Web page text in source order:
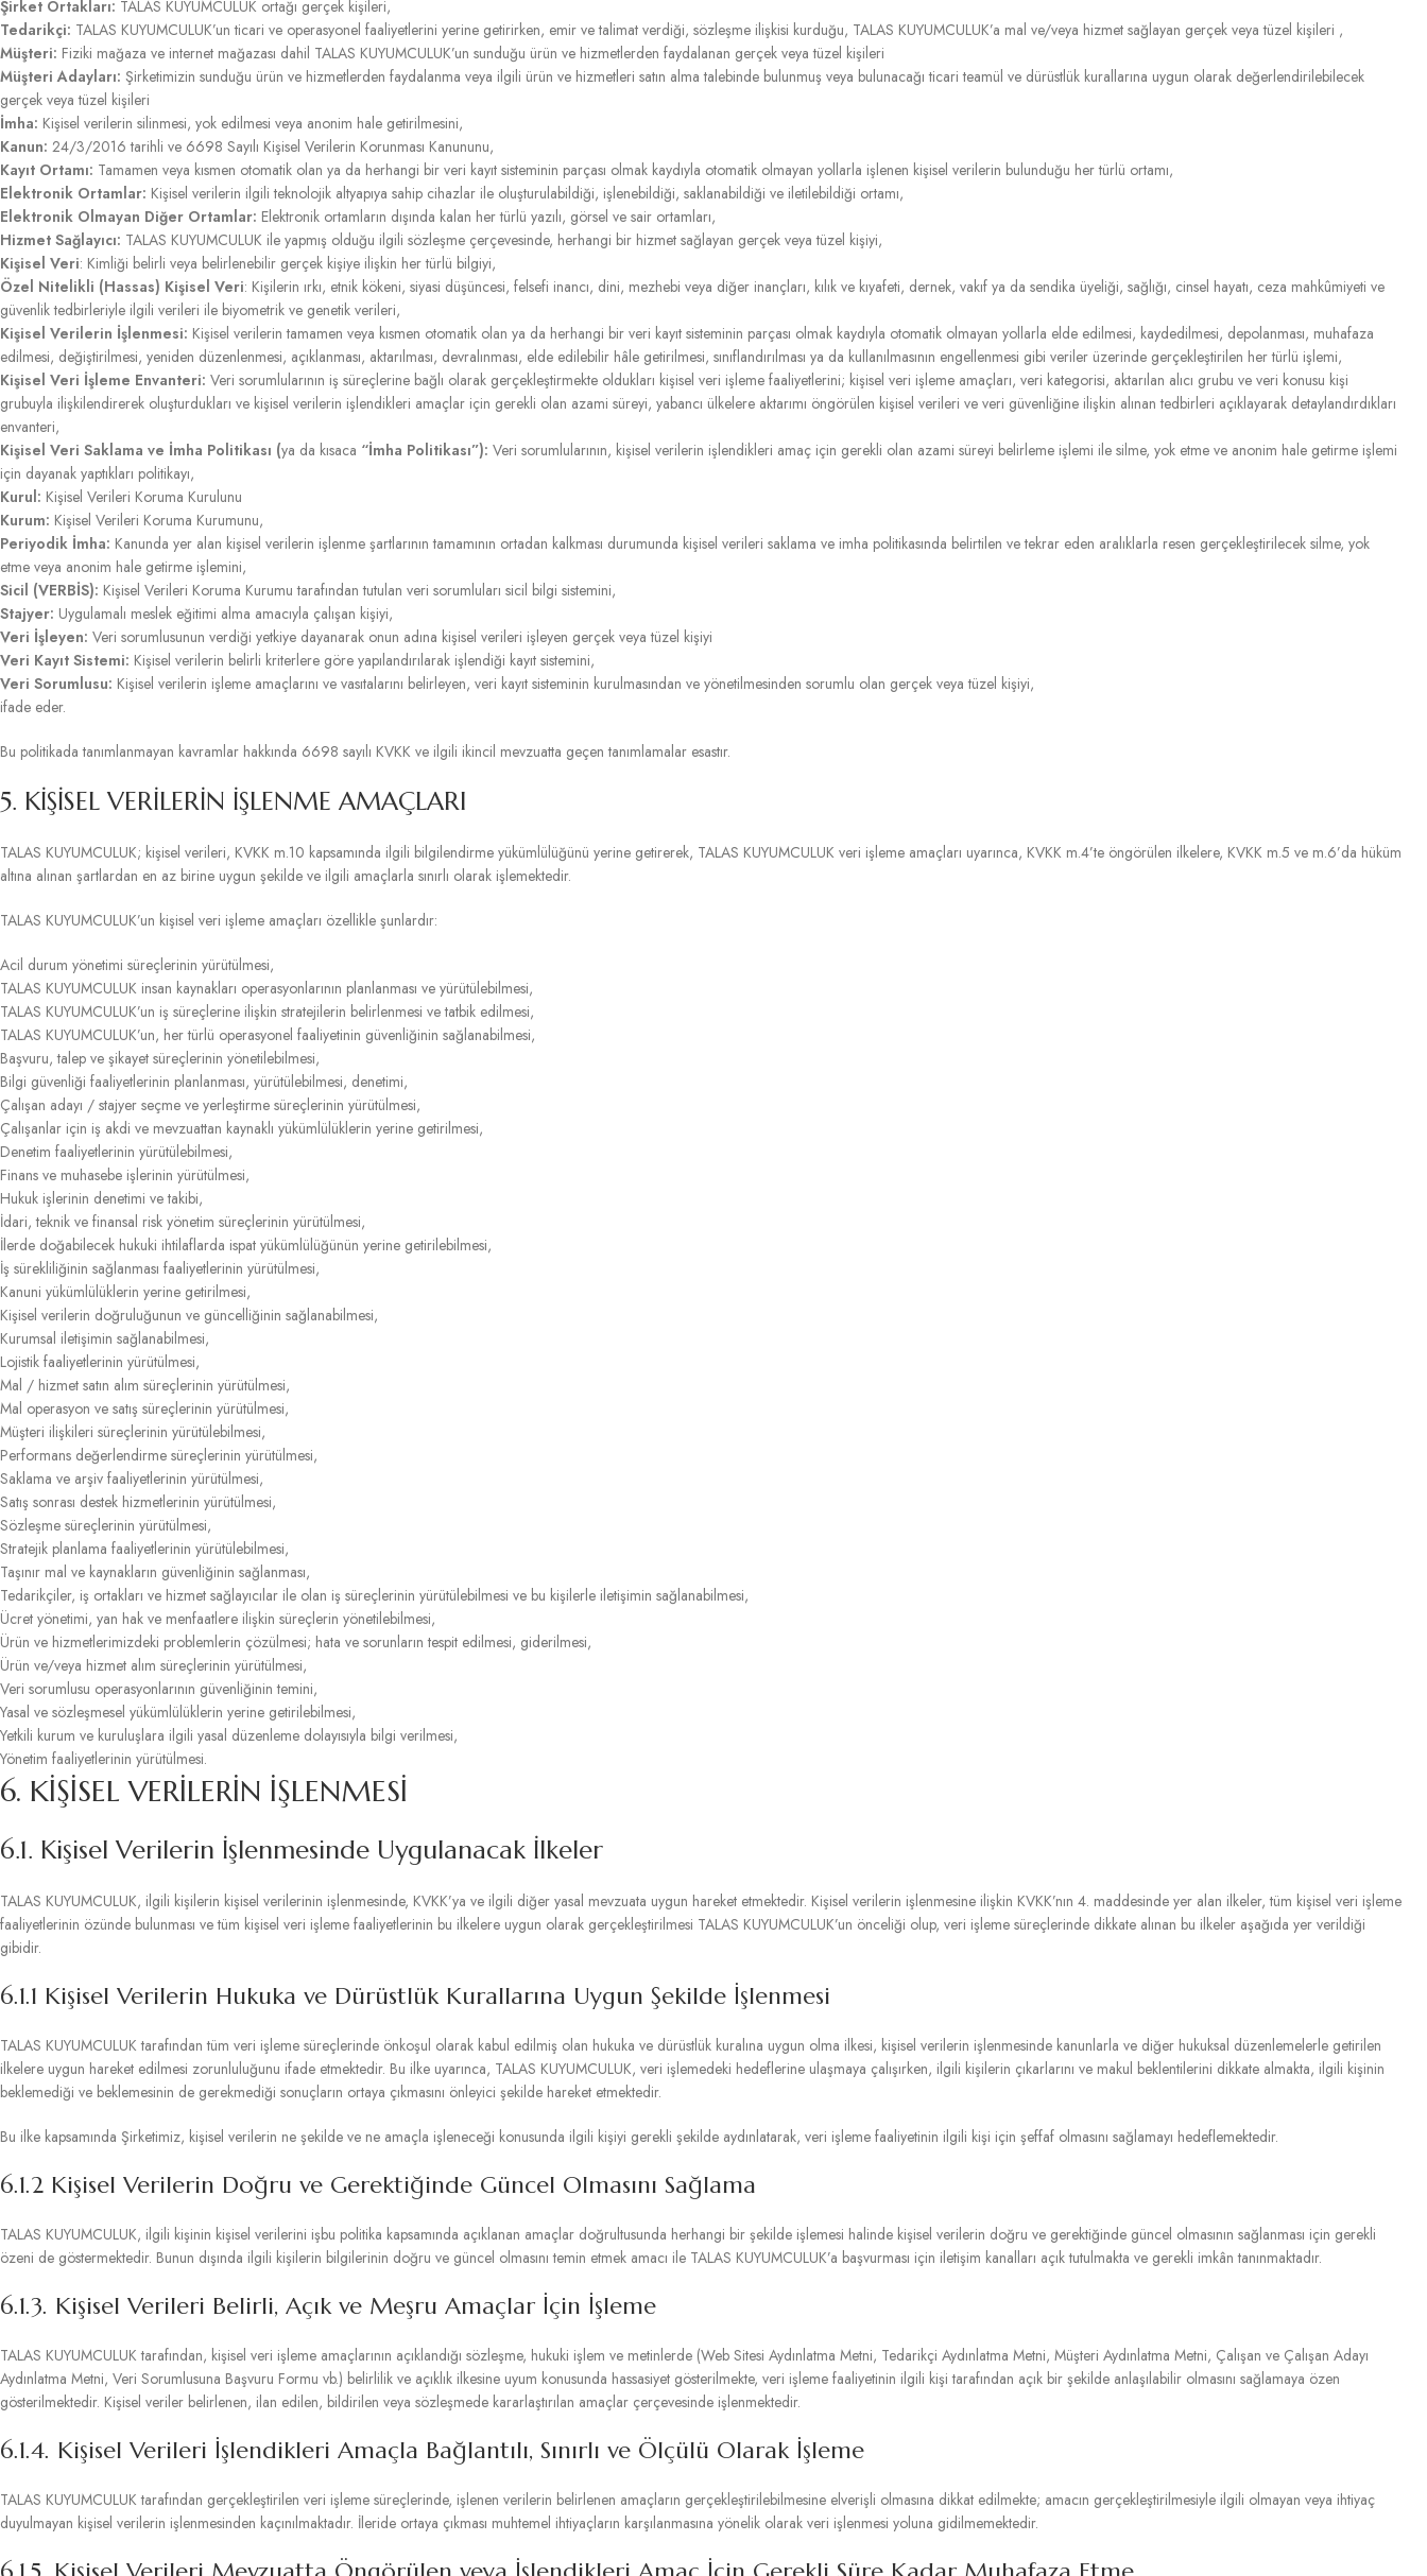
Şirket Ortakları: TALAS KUYUMCULUK ortağı gerçek kişileri,
Tedarikçi: TALAS KUYUMCULUK’un ticari ve operasyonel faaliyetlerini yerine getirirken, emir ve talimat verdiği, sözleşme ilişkisi kurduğu, TALAS KUYUMCULUK’a mal ve/veya hizmet sağlayan gerçek veya tüzel kişileri ,
Müşteri: Fiziki mağaza ve internet mağazası dahil TALAS KUYUMCULUK’un sunduğu ürün ve hizmetlerden faydalanan gerçek veya tüzel kişileri
Müşteri Adayları: Şirketimizin sunduğu ürün ve hizmetlerden faydalanma veya ilgili ürün ve hizmetleri satın alma talebinde bulunmuş veya bulunacağı ticari teamül ve dürüstlük kurallarına uygun olarak değerlendirilebilecek
gerçek veya tüzel kişileri
İmha: Kişisel verilerin silinmesi, yok edilmesi veya anonim hale getirilmesini,
Kanun: 24/3/2016 tarihli ve 6698 Sayılı Kişisel Verilerin Korunması Kanununu,
Kayıt Ortamı: Tamamen veya kısmen otomatik olan ya da herhangi bir veri kayıt sisteminin parçası olmak kaydıyla otomatik olmayan yollarla işlenen kişisel verilerin bulunduğu her türlü ortamı,
Elektronik Ortamlar: Kişisel verilerin ilgili teknolojik altyapıya sahip cihazlar ile oluşturulabildiği, işlenebildiği, saklanabildiği ve iletilebildiği ortamı,
Elektronik Olmayan Diğer Ortamlar: Elektronik ortamların dışında kalan her türlü yazılı, görsel ve sair ortamları,
Hizmet Sağlayıcı: TALAS KUYUMCULUK ile yapmış olduğu ilgili sözleşme çerçevesinde, herhangi bir hizmet sağlayan gerçek veya tüzel kişiyi,
Kişisel Veri: Kimliği belirli veya belirlenebilir gerçek kişiye ilişkin her türlü bilgiyi,
Özel Nitelikli (Hassas) Kişisel Veri: Kişilerin ırkı, etnik kökeni, siyasi düşüncesi, felsefi inancı, dini, mezhebi veya diğer inançları, kılık ve kıyafeti, dernek, vakıf ya da sendika üyeliği, sağlığı, cinsel hayatı, ceza mahkûmiyeti ve
güvenlik tedbirleriyle ilgili verileri ile biyometrik ve genetik verileri,
Kişisel Verilerin İşlenmesi: Kişisel verilerin tamamen veya kısmen otomatik olan ya da herhangi bir veri kayıt sisteminin parçası olmak kaydıyla otomatik olmayan yollarla elde edilmesi, kaydedilmesi, depolanması, muhafaza
edilmesi, değiştirilmesi, yeniden düzenlenmesi, açıklanması, aktarılması, devralınması, elde edilebilir hâle getirilmesi, sınıflandırılması ya da kullanılmasının engellenmesi gibi veriler üzerinde gerçekleştirilen her türlü işlemi,
Kişisel Veri İşleme Envanteri: Veri sorumlularının iş süreçlerine bağlı olarak gerçekleştirmekte oldukları kişisel veri işleme faaliyetlerini; kişisel veri işleme amaçları, veri kategorisi, aktarılan alıcı grubu ve veri konusu kişi
grubuyla ilişkilendirerek oluşturdukları ve kişisel verilerin işlendikleri amaçlar için gerekli olan azami süreyi, yabancı ülkelere aktarımı öngörülen kişisel verileri ve veri güvenliğine ilişkin alınan tedbirleri açıklayarak detaylandırdıkları
envanteri,
Kişisel Veri Saklama ve İmha Politikası (ya da kısaca “İmha Politikası”): Veri sorumlularının, kişisel verilerin işlendikleri amaç için gerekli olan azami süreyi belirleme işlemi ile silme, yok etme ve anonim hale getirme işlemi
için dayanak yaptıkları politikayı,
Kurul: Kişisel Verileri Koruma Kurulunu
Kurum: Kişisel Verileri Koruma Kurumunu,
Periyodik İmha: Kanunda yer alan kişisel verilerin işlenme şartlarının tamamının ortadan kalkması durumunda kişisel verileri saklama ve imha politikasında belirtilen ve tekrar eden aralıklarla resen gerçekleştirilecek silme, yok
etme veya anonim hale getirme işlemini,
Sicil (VERBİS): Kişisel Verileri Koruma Kurumu tarafından tutulan veri sorumluları sicil bilgi sistemini,
Stajyer: Uygulamalı meslek eğitimi alma amacıyla çalışan kişiyi,
Veri İşleyen: Veri sorumlusunun verdiği yetkiye dayanarak onun adına kişisel verileri işleyen gerçek veya tüzel kişiyi
Veri Kayıt Sistemi: Kişisel verilerin belirli kriterlere göre yapılandırılarak işlendiği kayıt sistemini,
Veri Sorumlusu: Kişisel verilerin işleme amaçlarını ve vasıtalarını belirleyen, veri kayıt sisteminin kurulmasından ve yönetilmesinden sorumlu olan gerçek veya tüzel kişiyi,
ifade eder.
Bu politikada tanımlanmayan kavramlar hakkında 6698 sayılı KVKK ve ilgili ikincil mevzuatta geçen tanımlamalar esastır.
5. KİŞİSEL VERİLERİN İŞLENME AMAÇLARI
TALAS KUYUMCULUK; kişisel verileri, KVKK m.10 kapsamında ilgili bilgilendirme yükümlülüğünü yerine getirerek, TALAS KUYUMCULUK veri işleme amaçları uyarınca, KVKK m.4’te öngörülen ilkelere, KVKK m.5 ve m.6’da hüküm
altına alınan şartlardan en az birine uygun şekilde ve ilgili amaçlarla sınırlı olarak işlemektedir.
TALAS KUYUMCULUK’un kişisel veri işleme amaçları özellikle şunlardır:
Acil durum yönetimi süreçlerinin yürütülmesi,
TALAS KUYUMCULUK insan kaynakları operasyonlarının planlanması ve yürütülebilmesi,
TALAS KUYUMCULUK’un iş süreçlerine ilişkin stratejilerin belirlenmesi ve tatbik edilmesi,
TALAS KUYUMCULUK’un, her türlü operasyonel faaliyetinin güvenliğinin sağlanabilmesi,
Başvuru, talep ve şikayet süreçlerinin yönetilebilmesi,
Bilgi güvenliği faaliyetlerinin planlanması, yürütülebilmesi, denetimi,
Çalışan adayı / stajyer seçme ve yerleştirme süreçlerinin yürütülmesi,
Çalışanlar için iş akdi ve mevzuattan kaynaklı yükümlülüklerin yerine getirilmesi,
Denetim faaliyetlerinin yürütülebilmesi,
Finans ve muhasebe işlerinin yürütülmesi,
Hukuk işlerinin denetimi ve takibi,
İdari, teknik ve finansal risk yönetim süreçlerinin yürütülmesi,
İlerde doğabilecek hukuki ihtilaflarda ispat yükümlülüğünün yerine getirilebilmesi,
İş sürekliliğinin sağlanması faaliyetlerinin yürütülmesi,
Kanuni yükümlülüklerin yerine getirilmesi,
Kişisel verilerin doğruluğunun ve güncelliğinin sağlanabilmesi,
Kurumsal iletişimin sağlanabilmesi,
Lojistik faaliyetlerinin yürütülmesi,
Mal / hizmet satın alım süreçlerinin yürütülmesi,
Mal operasyon ve satış süreçlerinin yürütülmesi,
Müşteri ilişkileri süreçlerinin yürütülebilmesi,
Performans değerlendirme süreçlerinin yürütülmesi,
Saklama ve arşiv faaliyetlerinin yürütülmesi,
Satış sonrası destek hizmetlerinin yürütülmesi,
Sözleşme süreçlerinin yürütülmesi,
Stratejik planlama faaliyetlerinin yürütülebilmesi,
Taşınır mal ve kaynakların güvenliğinin sağlanması,
Tedarikçiler, iş ortakları ve hizmet sağlayıcılar ile olan iş süreçlerinin yürütülebilmesi ve bu kişilerle iletişimin sağlanabilmesi,
Ücret yönetimi, yan hak ve menfaatlere ilişkin süreçlerin yönetilebilmesi,
Ürün ve hizmetlerimizdeki problemlerin çözülmesi; hata ve sorunların tespit edilmesi, giderilmesi,
Ürün ve/veya hizmet alım süreçlerinin yürütülmesi,
Veri sorumlusu operasyonlarının güvenliğinin temini,
Yasal ve sözleşmesel yükümlülüklerin yerine getirilebilmesi,
Yetkili kurum ve kuruluşlara ilgili yasal düzenleme dolayısıyla bilgi verilmesi,
Yönetim faaliyetlerinin yürütülmesi.
6. KİŞİSEL VERİLERİN İŞLENMESİ
6.1. Kişisel Verilerin İşlenmesinde Uygulanacak İlkeler
TALAS KUYUMCULUK, ilgili kişilerin kişisel verilerinin işlenmesinde, KVKK’ya ve ilgili diğer yasal mevzuata uygun hareket etmektedir. Kişisel verilerin işlenmesine ilişkin KVKK’nın 4. maddesinde yer alan ilkeler, tüm kişisel veri işleme
faaliyetlerinin özünde bulunması ve tüm kişisel veri işleme faaliyetlerinin bu ilkelere uygun olarak gerçekleştirilmesi TALAS KUYUMCULUK’un önceliği olup, veri işleme süreçlerinde dikkate alınan bu ilkeler aşağıda yer verildiği
gibidir.
6.1.1 Kişisel Verilerin Hukuka ve Dürüstlük Kurallarına Uygun Şekilde İşlenmesi
TALAS KUYUMCULUK tarafından tüm veri işleme süreçlerinde önkoşul olarak kabul edilmiş olan hukuka ve dürüstlük kuralına uygun olma ilkesi, kişisel verilerin işlenmesinde kanunlarla ve diğer hukuksal düzenlemelerle getirilen
ilkelere uygun hareket edilmesi zorunluluğunu ifade etmektedir. Bu ilke uyarınca, TALAS KUYUMCULUK, veri işlemedeki hedeflerine ulaşmaya çalışırken, ilgili kişilerin çıkarlarını ve makul beklentilerini dikkate almakta, ilgili kişinin
beklemediği ve beklemesinin de gerekmediği sonuçların ortaya çıkmasını önleyici şekilde hareket etmektedir.
Bu ilke kapsamında Şirketimiz, kişisel verilerin ne şekilde ve ne amaçla işleneceği konusunda ilgili kişiyi gerekli şekilde aydınlatarak, veri işleme faaliyetinin ilgili kişi için şeffaf olmasını sağlamayı hedeflemektedir.
6.1.2 Kişisel Verilerin Doğru ve Gerektiğinde Güncel Olmasını Sağlama
TALAS KUYUMCULUK, ilgili kişinin kişisel verilerini işbu politika kapsamında açıklanan amaçlar doğrultusunda herhangi bir şekilde işlemesi halinde kişisel verilerin doğru ve gerektiğinde güncel olmasının sağlanması için gerekli
özeni de göstermektedir. Bunun dışında ilgili kişilerin bilgilerinin doğru ve güncel olmasını temin etmek amacı ile TALAS KUYUMCULUK’a başvurması için iletişim kanalları açık tutulmakta ve gerekli imkân tanınmaktadır.
6.1.3. Kişisel Verileri Belirli, Açık ve Meşru Amaçlar İçin İşleme
TALAS KUYUMCULUK tarafından, kişisel veri işleme amaçlarının açıklandığı sözleşme, hukuki işlem ve metinlerde (Web Sitesi Aydınlatma Metni, Tedarikçi Aydınlatma Metni, Müşteri Aydınlatma Metni, Çalışan ve Çalışan Adayı
Aydınlatma Metni, Veri Sorumlusuna Başvuru Formu vb.) belirlilik ve açıklık ilkesine uyum konusunda hassasiyet gösterilmekte, veri işleme faaliyetinin ilgili kişi tarafından açık bir şekilde anlaşılabilir olmasını sağlamaya özen
gösterilmektedir. Kişisel veriler belirlenen, ilan edilen, bildirilen veya sözleşmede kararlaştırılan amaçlar çerçevesinde işlenmektedir.
6.1.4. Kişisel Verileri İşlendikleri Amaçla Bağlantılı, Sınırlı ve Ölçülü Olarak İşleme
TALAS KUYUMCULUK tarafından gerçekleştirilen veri işleme süreçlerinde, işlenen verilerin belirlenen amaçların gerçekleştirilebilmesine elverişli olmasına dikkat edilmekte; amacın gerçekleştirilmesiyle ilgili olmayan veya ihtiyaç
duyulmayan kişisel verilerin işlenmesinden kaçınılmaktadır. İleride ortaya çıkması muhtemel ihtiyaçların karşılanmasına yönelik olarak veri işlenmesi yoluna gidilmemektedir.